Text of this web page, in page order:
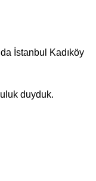
İstanbul Kadıköy
duyduk.